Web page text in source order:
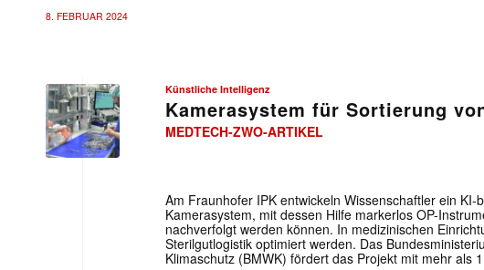
8. FEBRUAR 2024
Künstliche Intelligenz
Kamerasystem für Sortierung
MEDTECH-ZWO-ARTIKEL
Am Fraunhofer IPK entwickeln Wissenschaftler ein KI-
Kamerasystem, mit dessen Hilfe markerlos OP-
nachverfolgt werden können. In medizinischen
Sterilgutlogistik optimiert werden. Das
Klimaschutz (BMWK) fördert das Projekt mit mehr als